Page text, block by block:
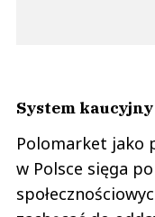
System
Polomarket jako
w Polsce sięga